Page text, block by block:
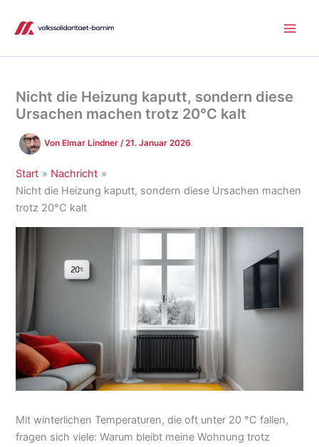
Inhalt
Nicht die Heizung kaputt, sondern diese
Ursachen machen trotz 20°C kalt
Von Elmar Lindner/21. Januar 2026
Start
Nachricht
Nicht die Heizung kaputt, sondern diese Ursachen machen
trotz 20°C kalt
Mit winterlichen Temperaturen, die oft unter 20 °C fallen,
fragen sich viele: Warum bleibt meine Wohnung trotz